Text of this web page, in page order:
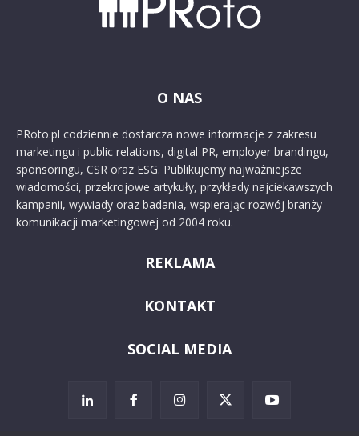
O NAS
PRoto.pl codziennie dostarcza nowe informacje z zakresu
marketingu i public relations, digital PR, employer brandingu,
sponsoringu, CSR oraz ESG. Publikujemy najważniejsze
wiadomości, przekrojowe artykuły, przykłady najciekawszych
kampanii, wywiady oraz badania, wspierając rozwój branży
komunikacji marketingowej od 2004 roku.
REKLAMA
KONTAKT
SOCIAL MEDIA